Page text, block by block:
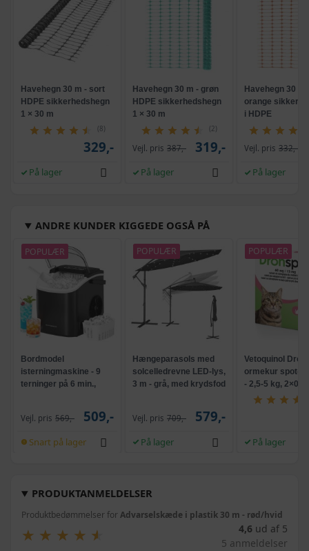
PRODUKTANMELDELSER
Produktbedømmelser forAdvarselskæde i plastik 30 m - rød/hvid
★
★ ★
★ ★
★ ★
★ ★
★ 4,6 ud af 5
5 anmeldelser
Havehegn 30 m - sort
HDPE sikkerhedshegn
1 × 30 m
(8)
329,-
På lager
Havehegn 30 m - grøn
HDPE sikkerhedshegn
1 × 30 m
(2)
Vejl. pris 387,- 319,-
På lager
Havehegn 30 m
orange
i HDPE
Vejl. pris 332,-
På lager
ANDRE KUNDER KIGGEDE OGSÅ PÅ
POPULÆR
Bordmodel
isterningmaskine - 9
terninger på 6 min.,
Vejl. pris 569,- 509,-
Snart på lager
POPULÆR
Hængeparasols med
solcelledrevne LED-lys,
3 m - grå, med krydsfod
Vejl. pris 709,- 579,-
På lager
POPULÆR
Vetoquinol
ormekur spot-
- 2,5-5 kg, 2×0,7
På lager